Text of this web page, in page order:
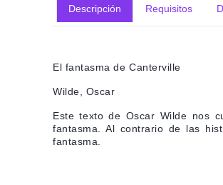
Descripción Requisitos
El fantasma de Canterville
Wilde, Oscar
Este texto de Oscar Wilde nos
fantasma. Al contrario de las
fantasma.